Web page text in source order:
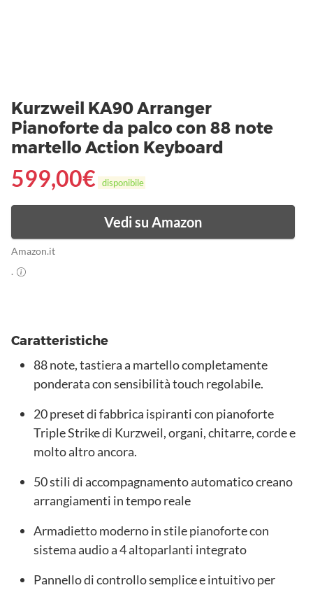
Kurzweil KA90 Arranger
Pianoforte da palco con 88 note
martello Action Keyboard
599,00€ disponibile
Vedi su Amazon
Amazon.it
.
Caratteristiche
88 note, tastiera a martello completamente
ponderata con sensibilità touch regolabile.
20 preset di fabbrica ispiranti con pianoforte
Triple Strike di Kurzweil, organi, chitarre, corde e
molto altro ancora.
50 stili di accompagnamento automatico creano
arrangiamenti in tempo reale
Armadietto moderno in stile pianoforte con
sistema audio a 4 altoparlanti integrato
Pannello di controllo semplice e intuitivo per